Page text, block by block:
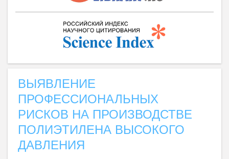
ВЫЯВЛЕНИЕ
ПРОФЕССИОНАЛЬНЫХ
РИСКОВ НА ПРОИЗВОДСТВЕ
ПОЛИЭТИЛЕНА ВЫСОКОГО
ДАВЛЕНИЯ